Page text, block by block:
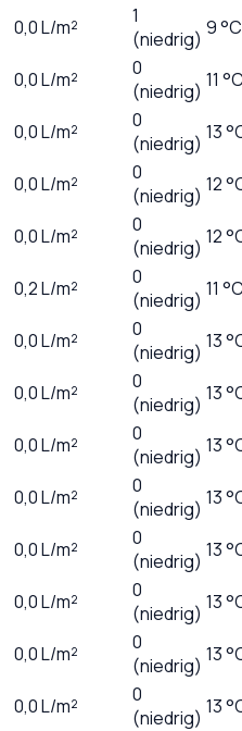
0,0L/m²
1
(niedrig) 9 °C
0,0L/m²
0
(niedrig) 11
0,0L/m²
0
(niedrig) 13
0,0L/m²
0
(niedrig) 12
0,0L/m²
0
(niedrig) 12
0,2L/m²
0
(niedrig) 11
0,0L/m²
0
(niedrig) 13
0,0L/m²
0
(niedrig) 13
0,0L/m²
0
(niedrig) 13
0,0L/m²
0
(niedrig) 13
0,0L/m²
0
(niedrig) 13
0,0L/m²
0
(niedrig) 13
0,0L/m²
0
(niedrig) 13
0,0L/m²
0
(niedrig) 13